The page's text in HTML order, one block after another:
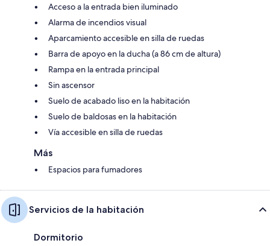
Acceso a la entrada bien iluminado
Alarma de incendios visual
Aparcamiento accesible en silla de ruedas
Barra de apoyo en la ducha (a 86 cm de altura)
Rampa en la entrada principal
Sin ascensor
Suelo de acabado liso en la habitación
Suelo de baldosas en la habitación
Vía accesible en silla de ruedas
Más
Espacios para fumadores
Servicios de la habitación
Dormitorio